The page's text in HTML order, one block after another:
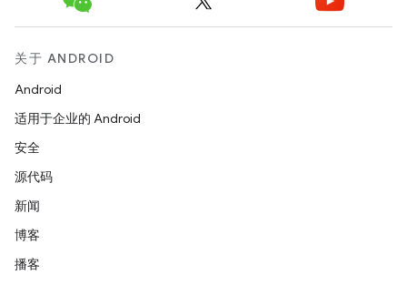
关于 ANDROID
Android
适用于企业的 Android
安全
源代码
新闻
博客
播客